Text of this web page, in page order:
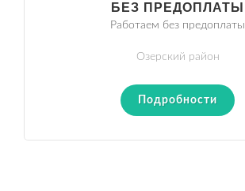
БЕЗ ПРЕДОПЛАТЫ
Работаем без предоплаты
Озерский район
Подробности